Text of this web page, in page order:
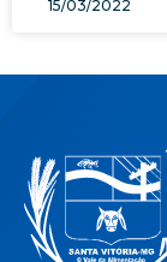
15/03/2022